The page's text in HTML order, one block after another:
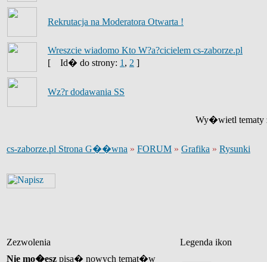
Rekrutacja na Moderatora Otwarta !
Wreszcie wiadomo Kto W?a?cicielem cs-zaborze.pl
[
Id� do strony: 1 , 2 ]
Wz?r dodawania SS
Wy�wietl tematy
cs-zaborze.pl Strona G��wna » FORUM » Grafika » Rysunki
Zezwolenia
Legenda ikon
Nie mo�esz pisa� nowych temat�w